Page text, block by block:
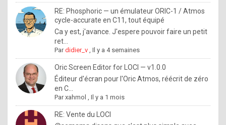
.
I
f
y
o
u
w
a
RE: Phosphoric — un émulateur ORIC-1 / Atmos
cycle-accurate en C11, tout équipé
Ca y est, j'avance. J'espere pouvoir faire un petit
ret...
Pardidier_v ,Il y a 4 semaines
Oric Screen Editor for LOCI — v1.0.0
Éditeur d'écran pour l'Oric Atmos, réécrit de zéro
en C...
Parxahmol ,Il y a 1 mois
RE: Vente du LOCI